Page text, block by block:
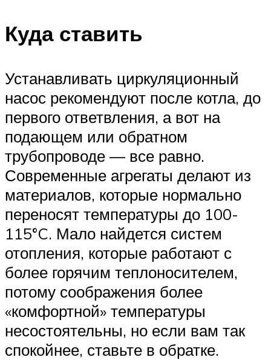
Куда ставить
Устанавливать циркуляционный
насос рекомендуют после котла, до
первого ответвления, а вот на
подающем или обратном
трубопроводе — все равно.
Современные агрегаты делают из
материалов, которые нормально
переносят температуры до 100-
115°C. Мало найдется систем
отопления, которые работают с
более горячим теплоносителем,
потому соображения более
«комфортной» температуры
несостоятельны, но если вам так
спокойнее, ставьте в обратке.